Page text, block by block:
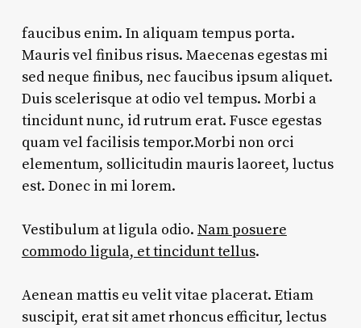
faucibus enim. In aliquam tempus porta.
Mauris vel finibus risus. Maecenas egestas mi
sed neque finibus, nec faucibus ipsum aliquet.
Duis scelerisque at odio vel tempus. Morbi a
tincidunt nunc, id rutrum erat. Fusce egestas
quam vel facilisis tempor.Morbi non orci
elementum, sollicitudin mauris laoreet, luctus
est. Donec in mi lorem.
Vestibulum at ligula odio. Nam posuere
commodo ligula, et tincidunt tellus.
Aenean mattis eu velit vitae placerat. Etiam
suscipit, erat sit amet rhoncus efficitur, lectus